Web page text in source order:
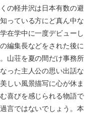
の軽井沢は日本有数の避
っている方にど真ん中な
在学中に一度デビューし
編集長などをされた後に
山荘を夏の間だけ事務所
った主人公の思い出話な
しい風景描写に心が休ま
喜びを感じられる物語で
言ではないでしょう。本